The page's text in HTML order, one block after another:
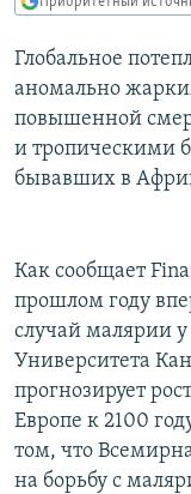
навигации
Вернутся
поиску
IDEL.РЕАЛИИ
КАВКАЗ.РЕАЛИИ
СЕВЕР.РЕАЛИИ
СИБИРЬ.РЕАЛИИ
РАСПИСАНИЕ
СОЦИАЛЬНЫЕ СЕТИ
Все сайты РСЕ/
Глобальное
аномально
повышенной
и тропическими
бывавших в
Как сообщает
прошлом году
случай малярии
Университета
прогнозирует
Европе к 2100
том, что
на борьбу с